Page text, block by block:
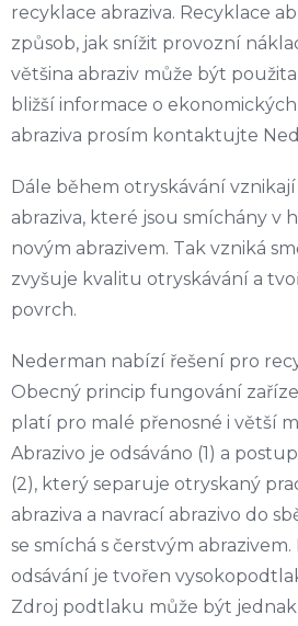
recyklace abraziva. Recyklace
způsob, jak snížit provozní
většina abraziv může být
bližší informace o
abraziva prosím kontaktujte
Dále během otryskávání
abraziva, které jsou smíchány v
novým abrazivem. Tak vzniká
zvyšuje kvalitu otryskávání a
povrch.
Nederman nabízí řešení pro
Obecný princip fungování
platí pro malé přenosné i větší
Abrazivo je odsáváno (1) a
(2), který separuje otryskaný
abraziva a navrací abrazivo do
se smíchá s čerstvým
odsávání je tvořen
Zdroj podtlaku může být